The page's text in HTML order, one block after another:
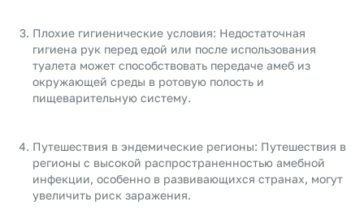
Плохие гигиенические условия: Недостаточная
гигиена рук перед едой или после использования
туалета может способствовать передаче амеб из
окружающей среды в ротовую полость и
пищеварительную систему.
Путешествия в эндемические регионы: Путешествия в
регионы с высокой распространенностью амебной
инфекции, особенно в развивающихся странах, могут
увеличить риск заражения.